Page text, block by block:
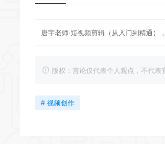
唐宇老师·短视频剪辑（从入门到精通
版权：言论仅代表个人观点，不代
# 视频创作